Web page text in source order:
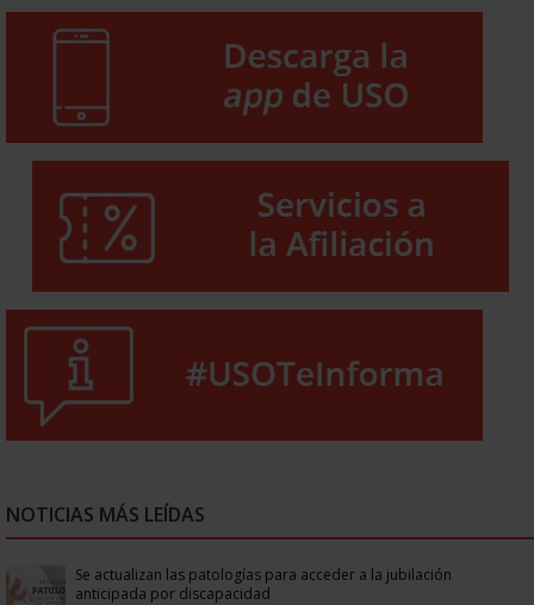
NOTICIAS MÁS LEÍDAS
Se actualizan las patologías para acceder a la jubilación
anticipada por discapacidad